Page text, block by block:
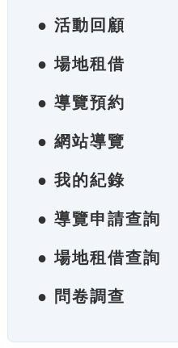
● 活動回顧
● 場地租借
● 導覽預約
● 網站導覽
● 我的紀錄
● 導覽申請查詢
● 場地租借查詢
● 問卷調查